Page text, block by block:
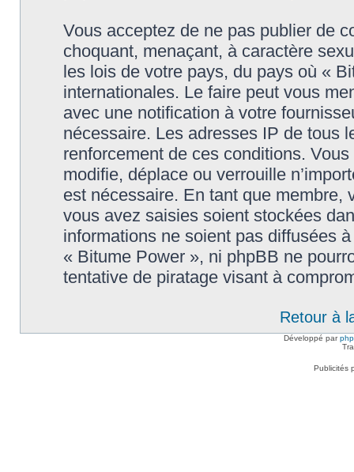
Vous acceptez de ne pas publier de
choquant, menaçant, à caractère
les lois de votre pays, du pays où «
internationales. Le faire peut vous
avec une notification à votre
nécessaire. Les adresses IP de tous
renforcement de ces conditions.
modifie, déplace ou verrouille
est nécessaire. En tant que membre,
vous avez saisies soient stockées
informations ne soient pas diffusées
« Bitume Power », ni phpBB ne
tentative de piratage visant à
Retour à
Développé par
Publicités